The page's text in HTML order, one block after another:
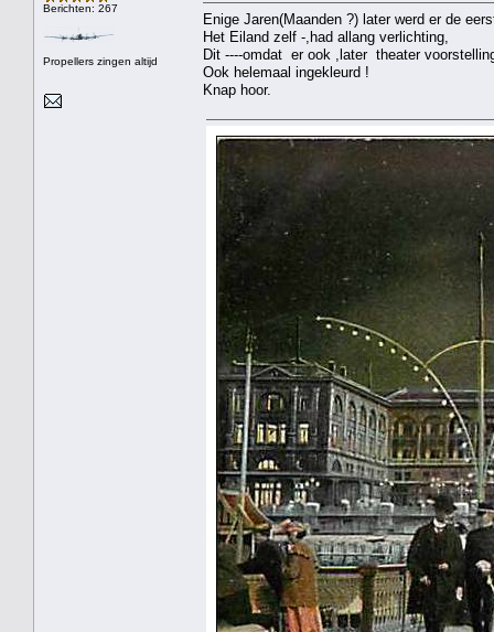
Berichten: 267
Propellers zingen altijd
Enige Jaren(Maanden ?) later werd er de
Het Eiland zelf -,had allang verlichting,
Dit ----omdat er ook ,later theater
Ook helemaal ingekleurd !
Knap hoor.